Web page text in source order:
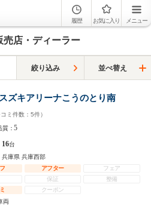
履歴 お気に入り メニュー
売店・ディーラー
絞り込み 並べ替え
ズキアリーナこうのとり南
コミ件数： 5件）
質：5
16台
兵庫県 兵庫西部
アフター
フェア
保証
整備
クーポン
両